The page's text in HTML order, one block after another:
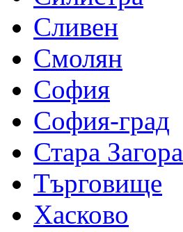
Сливен
Смолян
София
София-град
Стара Загора
Търговище
Хасково